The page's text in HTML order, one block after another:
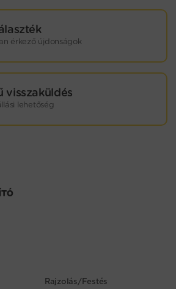
érkező újdonságok
visszaküldés
lehetőség
Rajzolás/Festés